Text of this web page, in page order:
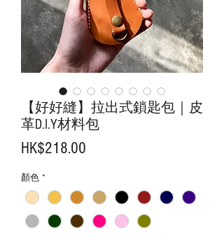
【好好縫】拉出式鎖匙包｜皮
革D.I.Y材料包
HK$218.00
顏色 *